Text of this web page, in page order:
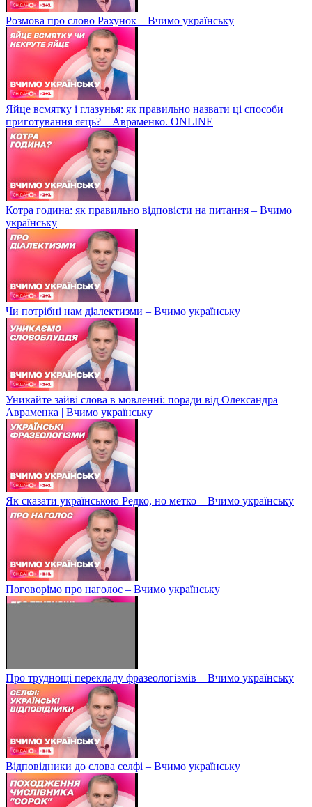
Розмова про слово Рахунок – Вчимо українську
Яйце всмятку і глазунья: як правильно назвати ці способи
приготування яєць? – Авраменко. ONLINE
Котра година: як правильно відповісти на питання – Вчимо
українську
Чи потрібні нам діалектизми – Вчимо українську
Уникайте зайві слова в мовленні: поради від Олександра
Авраменка | Вчимо українську
Як сказати українською Редко, но метко – Вчимо українську
Поговорімо про наголос – Вчимо українську
Про труднощі перекладу фразеологізмів – Вчимо українську
Відповідники до слова селфі – Вчимо українську